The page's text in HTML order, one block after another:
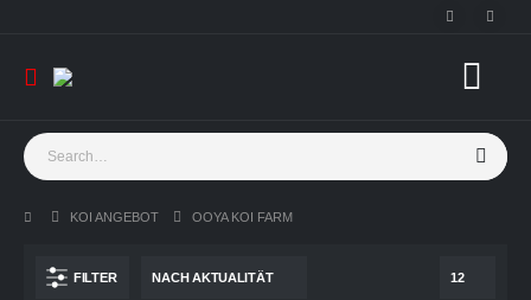
KOI ANGEBOT OOYA KOI FARM
FILTER